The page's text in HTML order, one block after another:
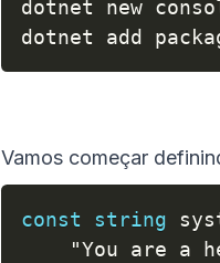
dotnet new
dotnet add
Vamos começar
const string
"You are a